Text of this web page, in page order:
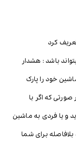
کرد
باشد : هشدار
خود را پارک
صورتی که اگر با
و یا فردی به ماشین
برای شما